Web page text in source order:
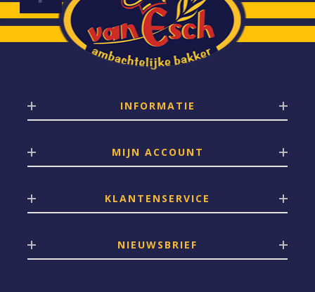
INFORMATIE
MIJN ACCOUNT
KLANTENSERVICE
NIEUWSBRIEF